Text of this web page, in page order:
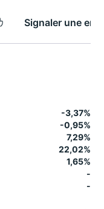
Signaler une
-3,37%
-0,95%
7,29%
22,02%
1,65%
-
-